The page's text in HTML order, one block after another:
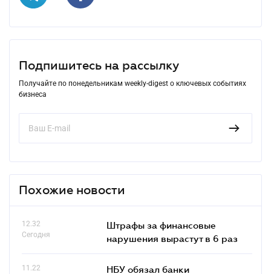
Подпишитесь на рассылку
Получайте по понедельникам weekly-digest о ключевых событиях
бизнеса
Похожие новости
12.32
Сегодня
Штрафы за финансовые
нарушения вырастут в 6 раз
11.22
НБУ обязал банки